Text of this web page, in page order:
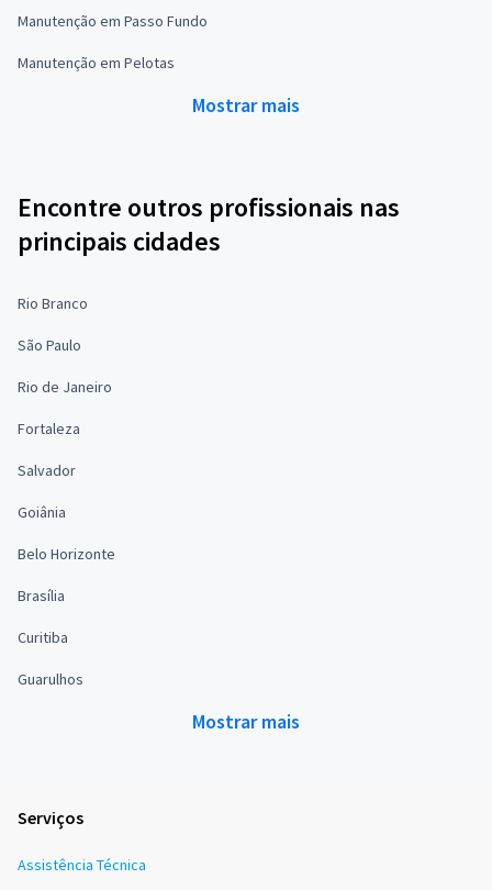
Manutenção em Passo Fundo
Manutenção em Pelotas
Mostrar mais
Encontre outros profissionais nas
principais cidades
Rio Branco
São Paulo
Rio de Janeiro
Fortaleza
Salvador
Goiânia
Belo Horizonte
Brasília
Curitiba
Guarulhos
Mostrar mais
Serviços
Assistência Técnica